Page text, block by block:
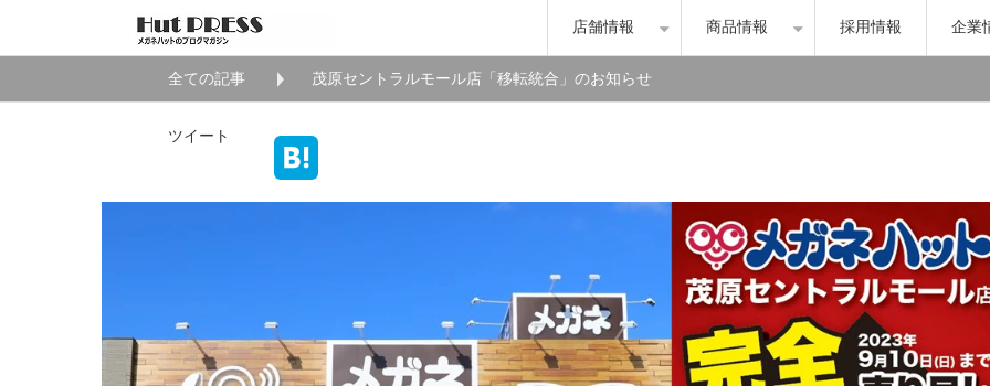
店舗情報 商品情報 採用情報 企業
全ての記事 茂原セントラルモール店「移転統合」のお知らせ
ツイート